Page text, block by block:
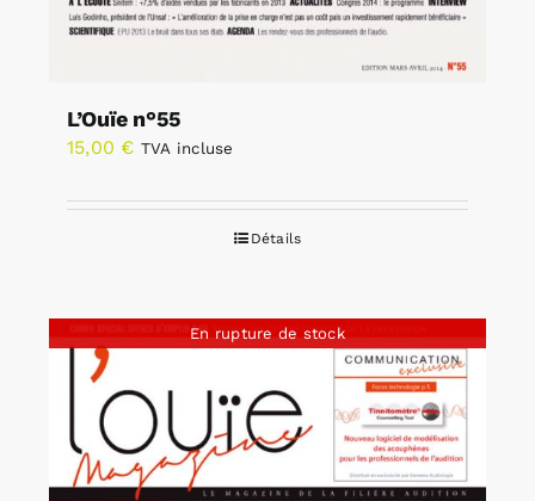
L’Ouïe n°55
15,00 € TVA incluse
Détails
En rupture de stock